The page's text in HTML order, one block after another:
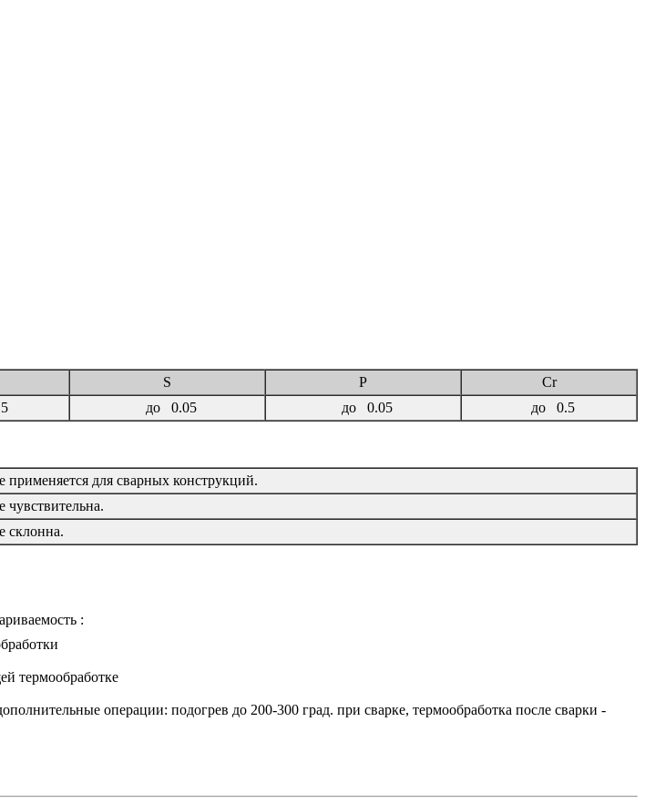
S P
Cr
до 0.05 до 0.05 до 0.5
применяется для сварных конструкций.
чувствительна.
склонна.
:
термообработке
операции: подогрев до 200-300 град. при сварке, термообработка после сварки -